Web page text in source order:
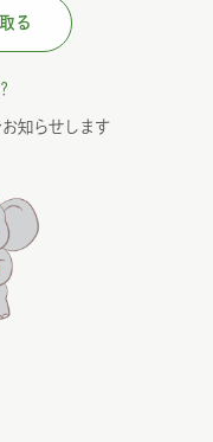
る
知らせします